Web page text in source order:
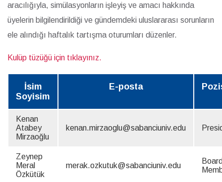
aracılığıyla, simülasyonların işleyiş ve amacı hakkında
üyelerin bilgilendirildiği ve gündemdeki uluslararası sorunların
ele alındığı haftalık tartışma oturumları düzenler.
Kulüp tüzüğü için tıklayınız.
İsim
Soyisim
E-posta
Kenan
Atabey
Mirzaoğlu
kenan.mirzaoglu@sabanciuniv.edu
Zeynep
Meral
Özkütük
merak.ozkutuk@sabanciuniv.edu